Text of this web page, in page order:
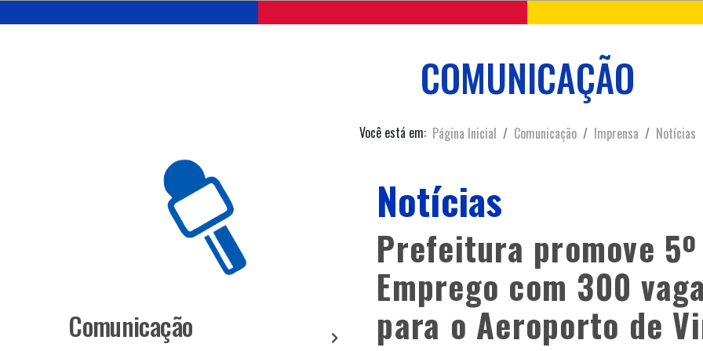
COMUNICAÇÃO
Você está em: Página Inicial Comunicação Imprensa Notícias
Comunicação
Notícias
Prefeitura promove
Emprego com 300
para o Aeroporto de